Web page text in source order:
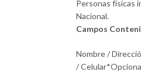
Personas físicas
Nacional.
Campos
Nombre /
/